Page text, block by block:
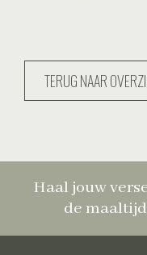
TERUG NAAR
Haal jouw
de